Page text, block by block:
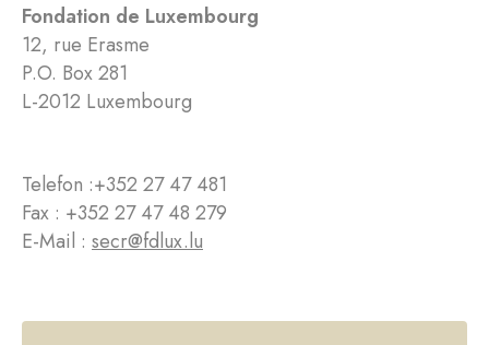
Fondation de Luxembourg
12, rue Erasme
P.O. Box 281
L-2012 Luxembourg
Telefon :+352 27 47 481
Fax : +352 27 47 48 279
E-Mail : secr@fdlux.lu